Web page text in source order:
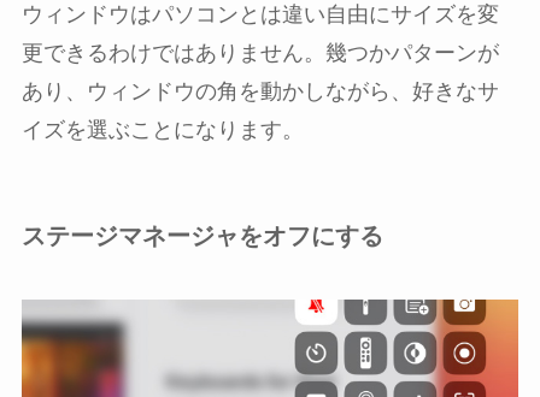
ウィンドウはパソコンとは違い自由にサイズを変
更できるわけではありません。幾つかパターンが
あり、ウィンドウの角を動かしながら、好きなサ
イズを選ぶことになります。
ステージマネージャをオフにする